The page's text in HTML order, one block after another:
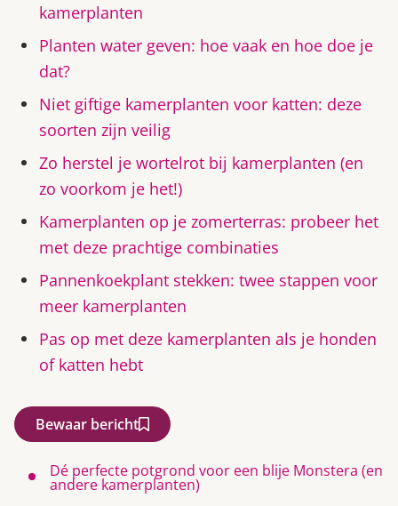
kamerplanten
Planten water geven: hoe vaak en hoe doe je
dat?
Niet giftige kamerplanten voor katten: deze
soorten zijn veilig
Zo herstel je wortelrot bij kamerplanten (en
zo voorkom je het!)
Kamerplanten op je zomerterras: probeer het
met deze prachtige combinaties
Pannenkoekplant stekken: twee stappen voor
meer kamerplanten
Pas op met deze kamerplanten als je honden
of katten hebt
Bewaar bericht
Dé perfecte potgrond voor een blije Monstera (en
andere kamerplanten)